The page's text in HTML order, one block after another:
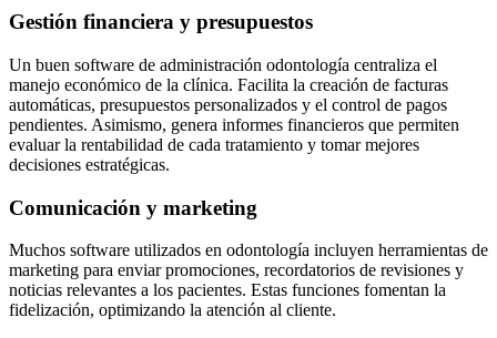
Gestión financiera y presupuestos
Un buen software de administración odontología centraliza el
manejo económico de la clínica. Facilita la creación de facturas
automáticas, presupuestos personalizados y el control de pagos
pendientes. Asimismo, genera informes financieros que permiten
evaluar la rentabilidad de cada tratamiento y tomar mejores
decisiones estratégicas.
Comunicación y marketing
Muchos software utilizados en odontología incluyen herramientas de
marketing para enviar promociones, recordatorios de revisiones y
noticias relevantes a los pacientes. Estas funciones fomentan la
fidelización, optimizando la atención al cliente.